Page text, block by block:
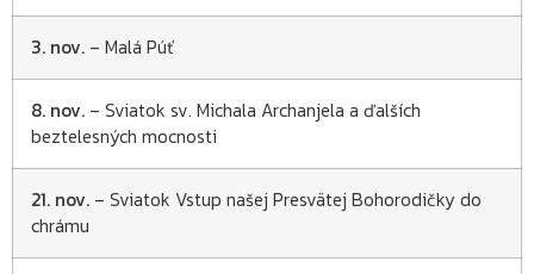
3. nov. – Malá Púť
8. nov. – Sviatok sv. Michala Archanjela a ďalších
beztelesných mocnosti
21. nov. – Sviatok Vstup našej Presvätej Bohorodičky do
chrámu